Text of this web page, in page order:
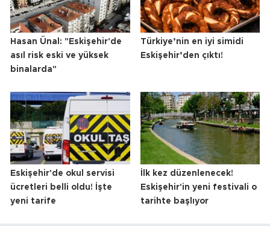
Hasan Ünal: "Eskişehir'de
asıl risk eski ve yüksek
binalarda"
Türkiye’nin en iyi simidi
Eskişehir’den çıktı!
Eskişehir'de okul servisi
ücretleri belli oldu! İşte
yeni tarife
İlk kez düzenlenecek!
Eskişehir'in yeni festivali o
tarihte başlıyor